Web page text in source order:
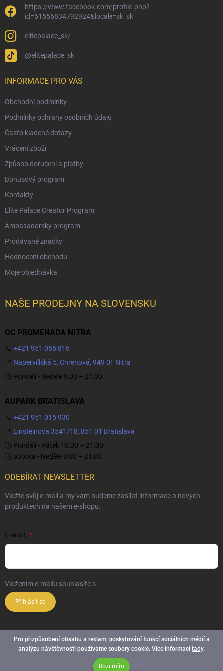
Pro přizpůsobení obsahu a reklam, poskytování funkcí sociálních médií a
analýzu návštěvnosti používáme soubory cookie. Více informacítady.
Rozumím
https://www.facebook.com/profile.php?
id=61556834792924&locale=sk_sk
elitepalace_sk/
@elitepalace_sk
INFORMACE PRO VÁS
Obchodní podmínky
Podmínky ochrany osobních údajů
Často kladené dotazy
Vrácení zboží
Způsob doručení a platby
Bonusový program
Kontakty
Elite Palace Creator Program
Ambasadorský program
Prodávané značky
Hodnocení obchodu
Moje objednávka
NAŠE PRODEJNY NA SLOVENSKU
OC PROMENADA NITRA
📞 +421 951 055 816
📍 Napervillská 5, Chrenová, 949 01 Nitra
🕒 Pondělí - Neděle 9:00 – 21:00
AUPARK BRATISLAVA
📞 +421 951 015 930
📍 Einsteinova 3541/18, 851 01 Bratislava
🕒 Pondělí - Pátek 10:00 – 21:00
🕒 Sobota - Neděle 9:00 – 21:00
ODEBÍRAT NEWSLETTER
Vložte svůj e-mail a my vám budeme zasílat informace o nových
produktech na našem e-shopu.
E-MAIL
Vložením e-mailu souhlasíte s
Přihlásit se
Vytvořil Shoptet
Copyright 2026Elite Palace. Všechna práva vyhrazena.